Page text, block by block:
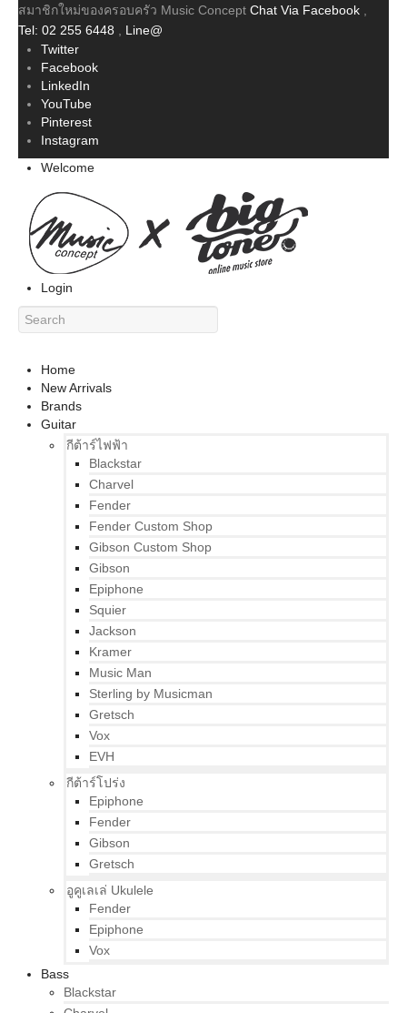
สมาชิกใหม่ของครอบครัว Music Concept Chat Via Facebook
Tel: 02 255 6448
Line@
Twitter
Facebook
LinkedIn
YouTube
Pinterest
Instagram
Welcome
Login
Home
New Arrivals
Brands
Guitar
กีต้าร์ไฟฟ้า
Blackstar
Charvel
Fender
Fender Custom Shop
Gibson Custom Shop
Gibson
Epiphone
Squier
Jackson
Kramer
Music Man
Sterling by Musicman
Gretsch
Vox
EVH
กีต้าร์โปร่ง
Epiphone
Fender
Gibson
Gretsch
อูคูเลเล่ Ukulele
Fender
Epiphone
Vox
Bass
Blackstar